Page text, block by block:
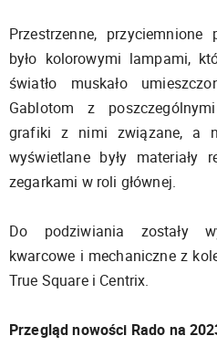
Przestrzenne, przyciemnione
było kolorowymi lampami,
światło muskało
Gablotom z
grafiki z nimi związane, a
wyświetlane były materiały
zegarkami w roli głównej.
Do podziwiania zostały
kwarcowe i mechaniczne z
True Square i Centrix.
Przegląd nowości Rado na